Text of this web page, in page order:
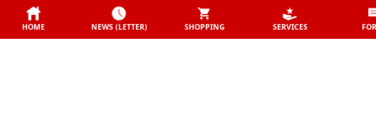
HOME NEWS (LETTER) SHOPPING SERVICES